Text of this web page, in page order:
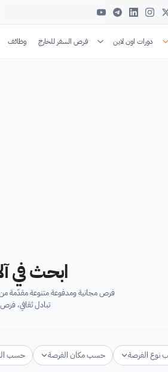
دورات اون لاين فرص السفر للخارج وظائف
ابحث في
فرص مجانية ومدفوعة متنوعة مقدّمة من
تبادل ثقافي،
الفرصة حسب مكان الفرصة حسب